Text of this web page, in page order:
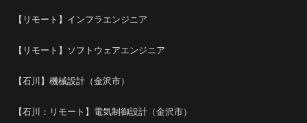
【リモート】インフラエンジニア
【リモート】ソフトウェアエンジニア
【石川】機械設計（金沢市）
【石川：リモート】電気制御設計（金沢市）